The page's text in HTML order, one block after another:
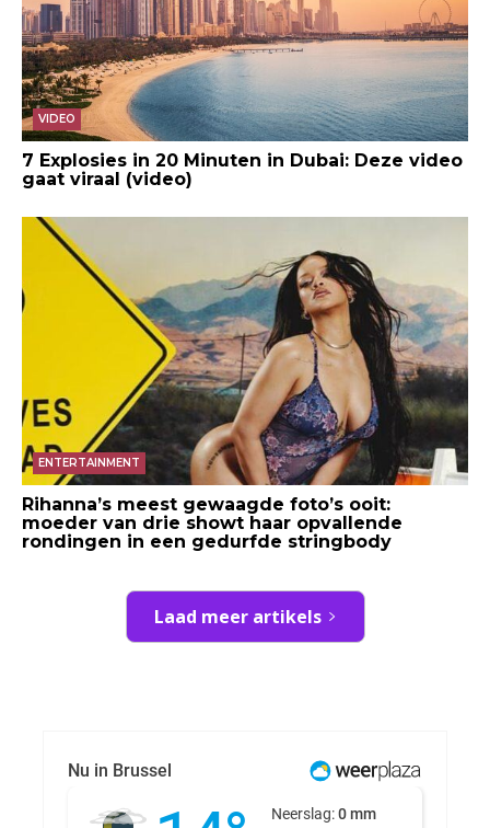
VIDEO
7 Explosies in 20 Minuten in Dubai: Deze video
gaat viraal (video)
ENTERTAINMENT
Rihanna’s meest gewaagde foto’s ooit:
moeder van drie showt haar opvallende
rondingen in een gedurfde stringbody
Laad meer artikels